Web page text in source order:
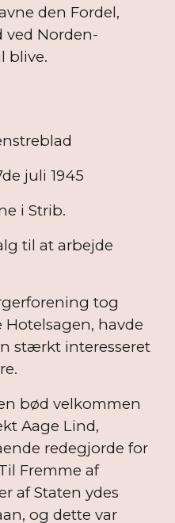
den Fordel,
ved Norden-
blive.
1945
Strib.
til at arbejde
tog
havde
stærkt interesseret
bød velkommen
Aage Lind,
redegjorde for
Fremme af
af Staten ydes
og dette var